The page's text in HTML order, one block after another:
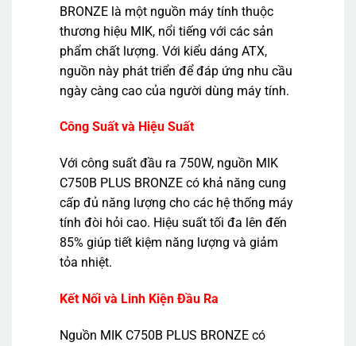
BRONZE là một nguồn máy tính thuộc
thương hiệu MIK, nổi tiếng với các sản
phẩm chất lượng. Với kiểu dáng ATX,
nguồn này phát triển để đáp ứng nhu cầu
ngày càng cao của người dùng máy tính.
Công Suất và Hiệu Suất
Với công suất đầu ra 750W, nguồn MIK
C750B PLUS BRONZE có khả năng cung
cấp đủ năng lượng cho các hệ thống máy
tính đòi hỏi cao. Hiệu suất tối đa lên đến
85% giúp tiết kiệm năng lượng và giảm
tỏa nhiệt.
Kết Nối và Linh Kiện Đầu Ra
Nguồn MIK C750B PLUS BRONZE có